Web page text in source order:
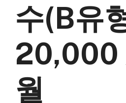
수(B유
20,000
월